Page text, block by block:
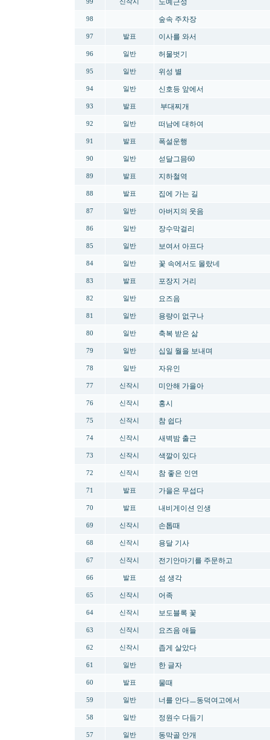
99 신작시 노예근성
98 숲속 주차장
97 발표 이사를 와서
96 일반 허물벗기
95 일반 위성 별
94 일반 신호등 앞에서
93 발표 부대찌개
92 일반 떠남에 대하여
91 발표 폭설운행
90 일반 섣달그믐60
89 발표 지하철역
88 발표 집에 가는 길
87 일반 아버지의 웃음
86 일반 장수막걸리
85 일반 보여서 아프다
84 일반 꽃 속에서도 몰랐네
83 발표 포장지 거리
82 일반 요즈음
81 일반 용량이 없구나
80 일반 축복 받은 삶
79 일반 십일 월을 보내며
78 일반 자유인
77 신작시 미안해 가을아
76 신작시 홍시
75 신작시 참 쉽다
74 신작시 새벽밤 출근
73 신작시 색깔이 있다
72 신작시 참 좋은 인연
71 발표 가을은 무섭다
70 발표 내비게이션 인생
69 신작시 손톱때
68 신작시 용달 기사
67 신작시 전기안마기를 주문하고
66 발표 섬 생각
65 신작시 어족
64 신작시 보도블록 꽃
63 신작시 요즈음 애들
62 신작시 좁게 살았다
61 일반 한 글자
60 발표 물때
59 일반 너를 안다ㅡ동덕여고에서
58 일반 정원수 다듬기
57 일반 동막골 안개